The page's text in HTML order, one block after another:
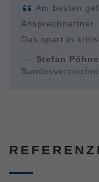
Am besten
Das spart in
Stefan